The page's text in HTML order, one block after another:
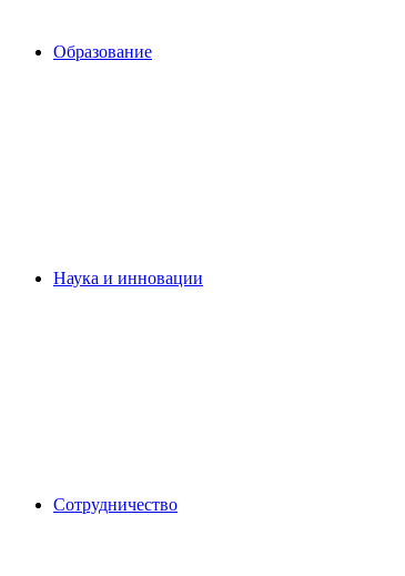
Образование
Наука и инновации
Сотрудничество